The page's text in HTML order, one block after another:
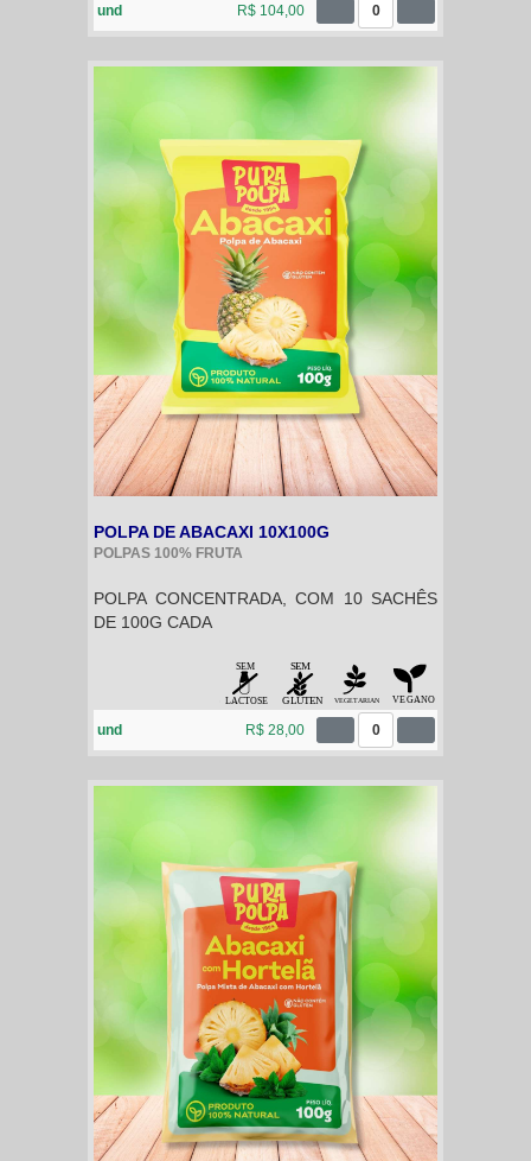
und R$ 104,00 0
POLPA DE ABACAXI 10X100G
POLPAS 100% FRUTA
POLPA CONCENTRADA, COM 10 SACHÊS
DE 100G CADA
und R$ 28,00 0